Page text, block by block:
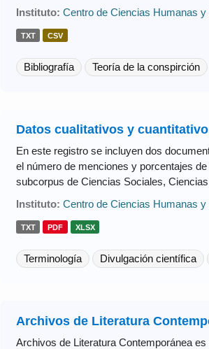
Instituto: Centro de Ciencias Humanas
TXT CSV
Bibliografía Teoría de la conspirción
Datos cualitativos y
En este registro se incluyen dos
el número de menciones y porcentajes
subcorpus de Ciencias Sociales,
Instituto: Centro de Ciencias Humanas
TXT PDF XLSX
Terminología Divulgación científica
Archivos de Literatura
Archivos de Literatura Contemporánea